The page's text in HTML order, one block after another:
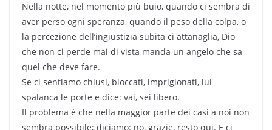
Nella notte, nel momento più buio, quando ci sembra di
aver perso ogni speranza, quando il peso della colpa, o
la percezione dell’ingiustizia subita ci attanaglia, Dio
che non ci perde mai di vista manda un angelo che sa
quel che deve fare.
Se ci sentiamo chiusi, bloccati, imprigionati, lui
spalanca le porte e dice: vai, sei libero.
Il problema è che nella maggior parte dei casi a noi non
sembra possibile; diciamo: no, grazie, resto qui. E ci